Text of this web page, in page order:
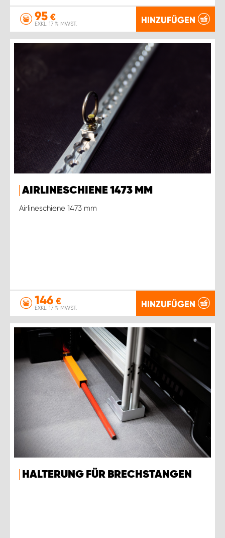
95 €
EXKL. 17 % MWST. HINZUFÜGEN
AIRLINESCHIENE 1473 MM
Airlineschiene 1473 mm
146 €
EXKL. 17 % MWST. HINZUFÜGEN
HALTERUNG FÜR BRECHSTANGEN